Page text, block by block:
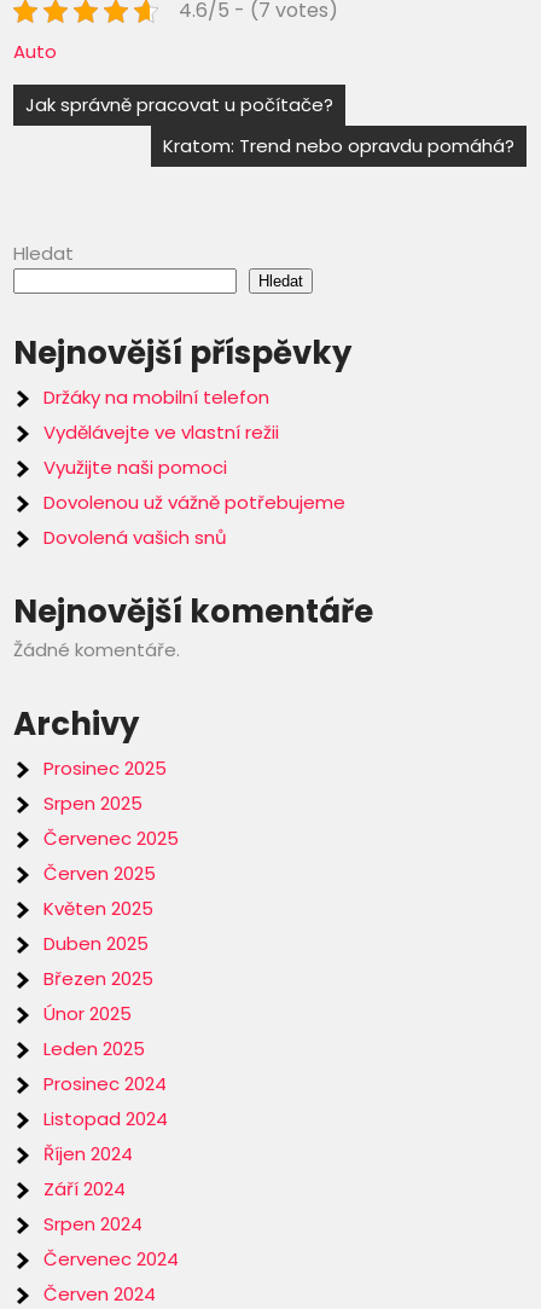
4.6/5 - (7 votes)
Auto
Navigace
Jak správně pracovat u počítače?
Kratom: Trend nebo opravdu pomáhá?
Hledat
Hledat
Nejnovější příspěvky
Držáky na mobilní telefon
Vydělávejte ve vlastní režii
Využijte naši pomoci
Dovolenou už vážně potřebujeme
Dovolená vašich snů
Nejnovější komentáře
Žádné komentáře.
Archivy
Prosinec 2025
Srpen 2025
Červenec 2025
Červen 2025
Květen 2025
Duben 2025
Březen 2025
Únor 2025
Leden 2025
Prosinec 2024
Listopad 2024
Říjen 2024
Září 2024
Srpen 2024
Červenec 2024
Červen 2024